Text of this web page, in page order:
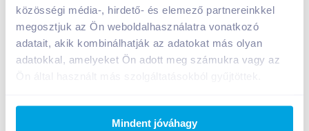
közösségi média-, hirdető- és elemező partnereinkkel
megosztjuk az Ön weboldalhasználatra vonatkozó
adatait, akik kombinálhatják az adatokat más olyan
adatokkal, amelyeket Ön adott meg számukra vagy az
Ön által használt más szolgáltatásokból gyűjtöttek.
Mindent jóváhagy
KosárbaKosárba